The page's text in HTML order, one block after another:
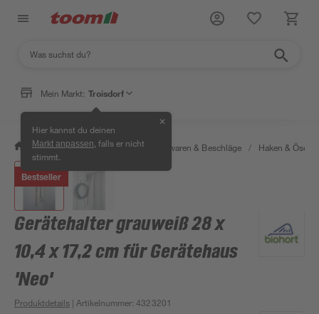
Mein Markt: Troisdorf
Hier kannst du deinen
Markt anpassen , falls er nicht
stimmt.
✕
/ Werkstatt & Maschinen / Eisenwaren & Beschläge / Haken & Ösen
Bestseller
Gerätehalter grauweiß 28 x
10,4 x 17,2 cm für Gerätehaus
'Neo'
Produktdetails | Artikelnummer:4323201